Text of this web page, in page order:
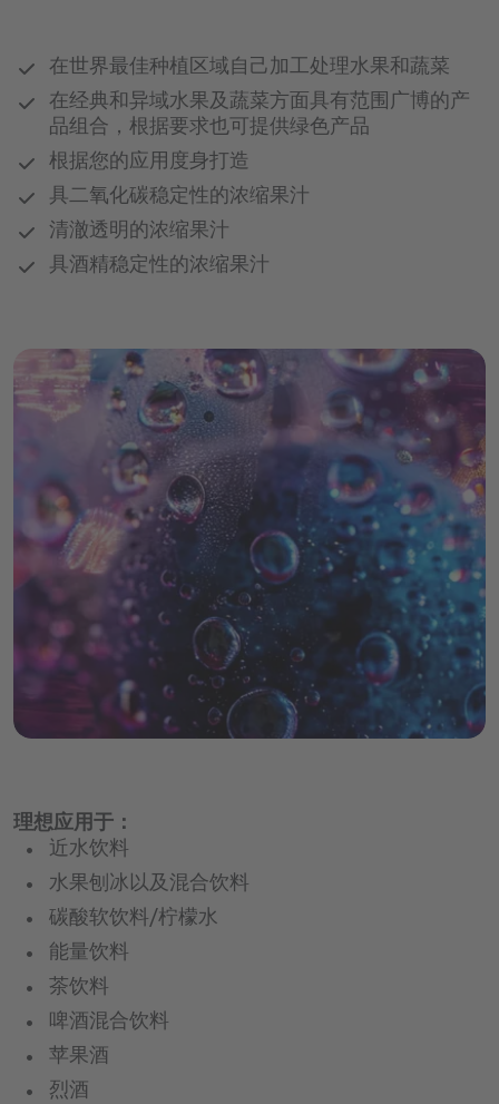
果汁碳酸
咖啡饮料
啤酒
啤酒混合饮料
谷物和麦芽饮料
苹果酒，葡萄酒和烈酒概览页
苹果酒
葡萄酒
烈酒和利口酒
植物基产品 chevron_right
chevron_left回到 "应用与解决方案"
植物基产品概览页
植物性饮料
植物性甜品
植物基涂抹酱
乳制品&冰淇淋 chevron_right
chevron_left回到 "应用与解决方案"
乳制品&冰淇淋概览页
乳饮料
甜品
冰淇淋
烘焙产品
chevron_left回到 "应用与解决方案"
烘焙产品概览页
饼干&曲奇饼
面包和面包制品
糖果
chevron_left回到 "应用与解决方案"
巧克力
硬糖和胶基糖果
谷物和零食产品解决方案
谷物和零食产品解决方案概览页
谷物
chevron_left回到 "应用与解决方案"
烹饪概览页
汤料&调味酱
涂抹酱&蘸酱
生命科学与营养应用
营养素饮料&食品 chevron_right
回到 "应用与解决方案"
营养素饮料&食品概览页
代餐饮料
运动及蛋白质饮料
营养零食
营养药品 chevron_right
chevron_left 回到 "应用与解决方案"
营养药品概览页
药丸
片剂
功能性糖浆
啤酒
葡萄酒和烈酒
宝石红
水晶紫
橄榄绿
宝石蓝
虎眼棕
晶钻白
谷物&麦芽类
坚果&种子
豆类
蛋白质
食品和饮料用果蔬原料概览页
鲜榨即灌果汁
果泥
浓缩果汁
特种浓缩果汁
食品加工用蔬菜原料
复合果蔬混合物
水果增甜剂
chevron_left回到 "我们的产品组合"
干果&蔬菜配料概览页
冻干水果
果蔬粒
软爆珠
粉剂
脱水系统和解决方案
配料系统
chevron_right
chevron_left回到 "我们的产品组合"
配料系统概览页
预制备
发酵型基料
乳脂基料
服务与解决方案
chevron_left
服务与解决方案概览页
Sensory & Consumer Science Service
Solutions
chevron_right
chevron_left回到 "服务与解决方案"
Sensory & Consumer Science Service
Solutions概览页
端到端和供应链服务与解决方案
DMD® – Döhler Microsafety Design®
塑造营养未来
发现来自不同领域的各种机会
访问职位门户网站
创新技术
综合全面的市场知识
营养卓越
Multi-Sensory Experiences
行为准则概览页
行为规范
质量与食品安全
chevron_right
chevron_left回到 "德乐介绍"
质量与食品安全概览页
Quality & Food Safety Policy
在世界最佳种植区域自己加工处理水果和蔬菜
在经典和异域水果及蔬菜方面具有范围广博的产
品组合，根据要求也可提供绿色产品
根据您的应用度身打造
具二氧化碳稳定性的浓缩果汁
清澈透明的浓缩果汁
具酒精稳定性的浓缩果汁
理想应用于：
近水饮料
水果刨冰以及混合饮料
碳酸软饮料/柠檬水
能量饮料
茶饮料
啤酒混合饮料
苹果酒
烈酒